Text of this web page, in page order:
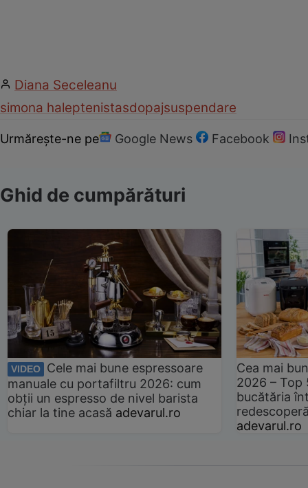
Diana Seceleanu
simona haleptenistasdopajsuspendare
Urmărește-ne pe Google News Facebook
Ghid de cumpărături
VIDEO
Cele mai bune espressoare
manuale cu portafiltru 2026: cum
obții un espresso de nivel barista
chiar la tine acasă adevarul.ro
Cea mai
2026 –
bucătăria
adevarul.ro